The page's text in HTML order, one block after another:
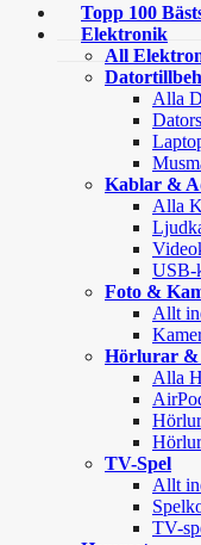
Topp 100
Elektronik
All
Alla
Kablar &
Alla
USB-
Foto &
Allt
Hörlurar &
Alla
TV-Spel
Allt
TV-